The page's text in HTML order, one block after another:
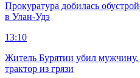
Прокуратура добилась
в Улан-Удэ
13:10
Житель Бурятии убил мужчину,
трактор из грязи